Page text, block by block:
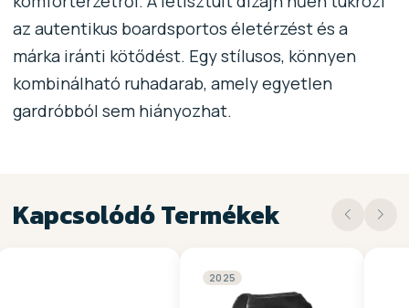
az autentikus boardsportos életérzést és a
márka iránti kötődést. Egy stílusos, könnyen
kombinálható ruhadarab, amely egyetlen
gardróbból sem hiányozhat.
Kapcsolódó Termékek
2025